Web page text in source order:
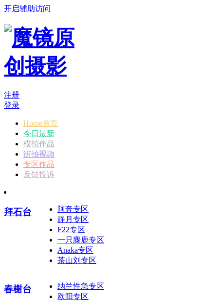
开启辅助访问
注册
登录
Home首页
今日最新
模拍作品
街拍视频
专区作品
反馈投诉
拜石台
阿奔专区
静月专区
F22专区
一只麋鹿专区
Anaka专区
茶山刘专区
春榭台
纳兰性急专区
欧阳专区